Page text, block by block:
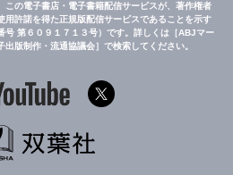
この電子書店・電子書籍配信サービスが、著作権者
用許諾を得た正規版配信サービスであることを示す
号 第６０９１７１３号）です。詳しくは［ABJマー
出版制作・流通協議会］で検索してください。